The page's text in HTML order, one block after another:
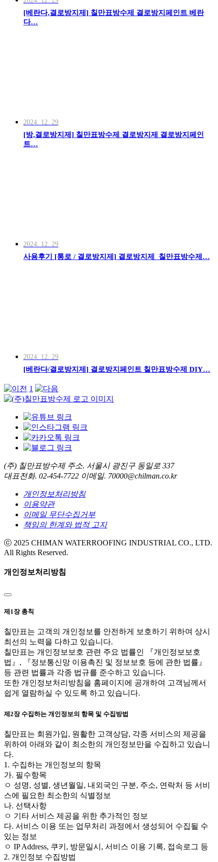
[베란다,결로방지제] 칠만표방수제 결로방지페인트 베란
다…
2024. 12. 29
[방,결로방지제] 칠만표방수제 결로방지제 결로방지페인
트…
2024. 12. 29
사용후기 [통로 / 결로방지제] 결로방지제_칠만표방수제…
2024. 12. 29
[베란다/결로방지제] 결로방지페인트 칠만표방수제 DIY…
1
(주) 칠만표방수제 주소. 서울시 광진구 동일로 337
대표전화. 02-454-7722 이메일. 70000@chilman.co.kr
개인정보처리방침
이용약관
이메일 무단수집거부
책임의 한계와 법적 고지
ⓒ 2025 CHIMAN WATERROOFING INDUSTRIAL CO., LTD.
All Rights Reserved.
개인정보처리방침
제1장 총칙
칠만표는 고객의 개인정보를 안전하게 보호하기 위하여 상시
최선의 노력을 다하고 있습니다.
칠만표는 개인정보보호 관련 주요 법률인 『개인정보보호
법』, 『정보통신망 이용촉진 및 정보보호 등에 관한 법률』
등 관련 법률과 각종 법규를 준수하고 있습니다.
또한 개인정보처리방침을 홈페이지에 공개하여 고객님께서
쉽게 열람하실 수 있도록 하고 있습니다.
제2장 수집하는 개인정보의 항목 및 수집방법
칠만표는 회원가입, 원활한 고객상담, 각종 서비스의 제공을
위하여 아래와 같이 최소한의 개인정보만을 수집하고 있습니
다.
1. 수집하는 개인정보의 항목
가. 필수항목
ㅇ 성명, 성별, 생년월일, 내외국인 구분, 주소, 연락처 등 서비
스에 필요한 최소한의 식별정보
나. 선택사항
ㅇ 기타 서비스 제공을 위한 추가적인 정보
다. 서비스 이용 또는 업무처리 과정에서 생성되어 수집될 수
있는 정보
ㅇ IP Address, 쿠키, 방문일시, 서비스 이용 기록, 접속로그 등
2. 개인정보 수집방법